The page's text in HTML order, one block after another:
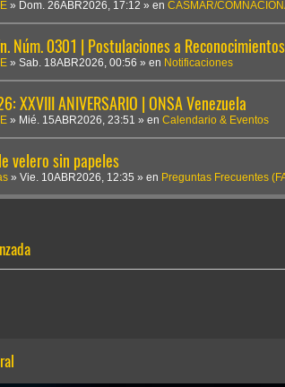
» Dom. 26ABR2026, 17:12 » en CASMAR/
Núm. 0301 | Postulaciones a Reconocimientos
» Sab. 18ABR2026, 00:56 » en Notificaciones
XXVIII ANIVERSARIO | ONSA Venezuela
» Mié. 15ABR2026, 23:51 » en Calendario & Eventos
velero sin papeles
» Vie. 10ABR2026, 12:35 » en Preguntas Frecuentes